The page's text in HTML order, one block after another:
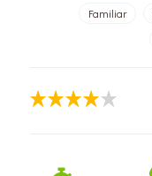
Familiar